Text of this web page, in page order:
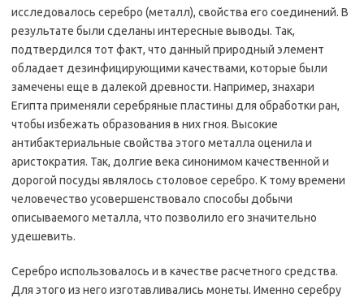
исследовалось серебро (металл), свойства его соединений. В
результате были сделаны интересные выводы. Так,
подтвердился тот факт, что данный природный элемент
обладает дезинфицирующими качествами, которые были
замечены еще в далекой древности. Например, знахари
Египта применяли серебряные пластины для обработки ран,
чтобы избежать образования в них гноя. Высокие
антибактериальные свойства этого металла оценила и
аристократия. Так, долгие века синонимом качественной и
дорогой посуды являлось столовое серебро. К тому времени
человечество усовершенствовало способы добычи
описываемого металла, что позволило его значительно
удешевить.
Серебро использовалось и в качестве расчетного средства.
Для этого из него изготавливались монеты. Именно серебру